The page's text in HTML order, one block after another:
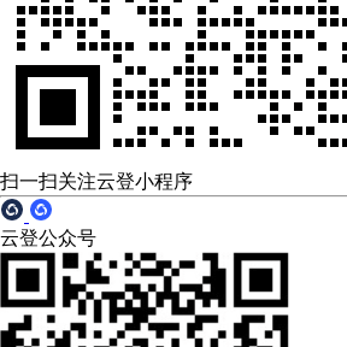
扫一扫关注云登小程序
云登公众号